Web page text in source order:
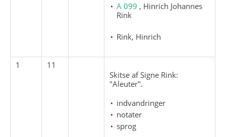
A 099 , Hinrich Johannes
Rink
Rink, Hinrich
1
11
Skitse af Signe Rink:
"Aleuter".
indvandringer
notater
sprog